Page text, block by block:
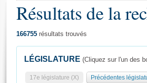
Général
Résultats de la
166755 résultats trouvés
LÉGISLATURE (Cliquez sur l'un des
17e législature (X) Précédentes